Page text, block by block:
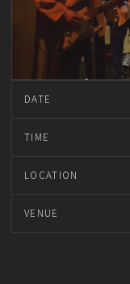
DATE
TIME
LOCATION
VENUE